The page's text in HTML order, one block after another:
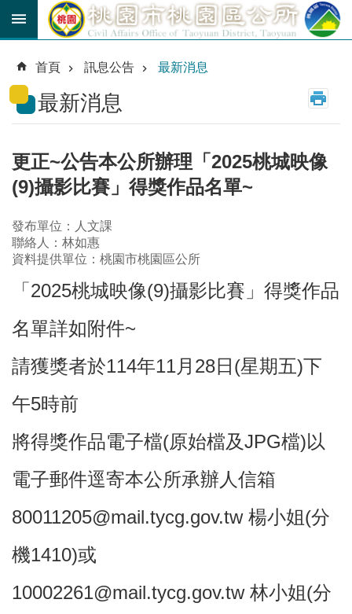
跳到主要內容區塊
育
貼
公
路
線
民
卡
階
本
區
介
紹
訊
息
公
告
生
便
首頁 訊息公告 最新消息
最新消息
更正~公告本公所辦理「2025桃城映像
(9)攝影比賽」得獎作品名單~
發布單位：人文課
聯絡人：林如惠
資料提供單位：桃園市桃園區公所
「2025桃城映像(9)攝影比賽」得獎作品
名單詳如附件~
請獲獎者於114年11月28日(星期五)下
午5時前
將得獎作品電子檔(原始檔及JPG檔)以
電子郵件逕寄本公所承辦人信箱
80011205@mail.tycg.gov.tw 楊小姐(分
機1410)或
10002261@mail.tycg.gov.tw 林小姐(分